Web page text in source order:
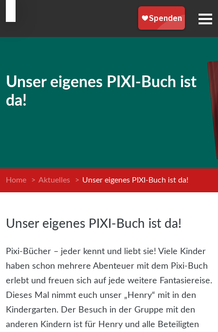
Unser eigenes PIXI-Buch ist
da!
Home > Aktuelles > Unser eigenes PIXI-Buch ist da!
Unser eigenes PIXI-Buch ist da!
Pixi-Bücher – jeder kennt und liebt sie! Viele Kinder
haben schon mehrere Abenteuer mit dem Pixi-Buch
erlebt und freuen sich auf jede weitere Fantasiereise.
Dieses Mal nimmt euch unser „Henry“ mit in den
Kindergarten. Der Besuch in der Gruppe mit den
anderen Kindern ist für Henry und alle Beteiligten